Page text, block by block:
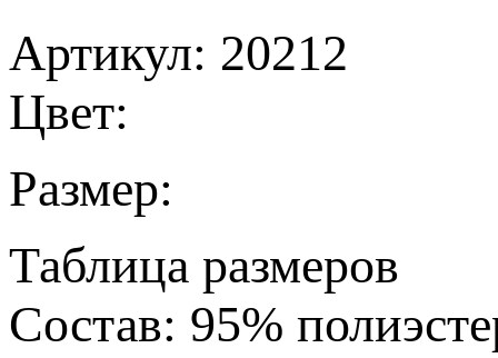
Артикул: 20212
Цвет:
Размер:
Таблица размеров
Состав: 95%